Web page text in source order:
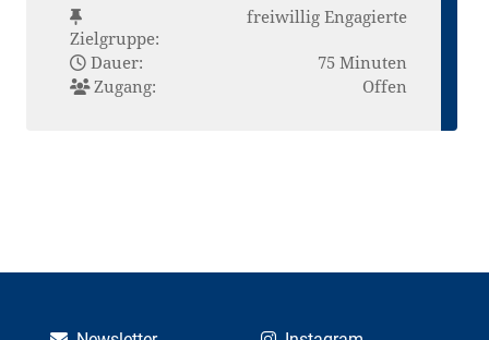
Zielgruppe:
freiwillig Engagierte
Dauer:
75 Minuten
Zugang:
Offen